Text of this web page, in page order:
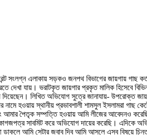
সংলগ্ন এলাকায় সড়কও জনপথ বিভাগের জায়গায়
দেখা যায়। ভরাটকৃত জায়গার প্রকৃত মালিক হিসেবে
লিখিত অভিযোগ সুত্রে জানাযায়- উপরোক্ত
হওয়ায় স্থানীয় প্রভাবশালী শামসুল ইসলামরা গাছ
আমার পৈতৃক সম্পত্তি হওয়ায় আমি লীজের আবেদনও
সাবমিট করে অভিযোগ দায়ের করেছি। এদিকে
আমি সেটার জবাব দিব আমি আসলে এসব বিষয়ে